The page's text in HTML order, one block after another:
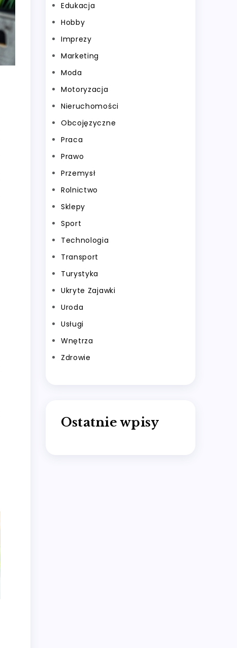
Edukacja
Hobby
Imprezy
Marketing
Moda
Motoryzacja
Nieruchomości
Obcojęzyczne
Praca
Prawo
Przemysł
Rolnictwo
Sklepy
Sport
Technologia
Transport
Turystyka
Ukryte Zajawki
Uroda
Usługi
Wnętrza
Zdrowie
Ostatnie wpisy